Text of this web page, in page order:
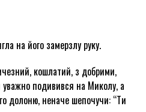
на його замерзлу руку.
кошлатий, з добрими,
подивився на Миколу, а
долоню, неначе шепочучи: “Ти